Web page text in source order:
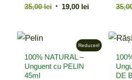
35,00lei Prețul
35,00 lei.
19,00 leiPrețul
19,00 lei.
100% NATURAL –
Unguent cu PELIN
45ml
Reduceri!
DE